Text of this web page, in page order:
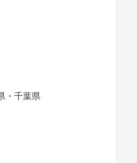
・千葉県